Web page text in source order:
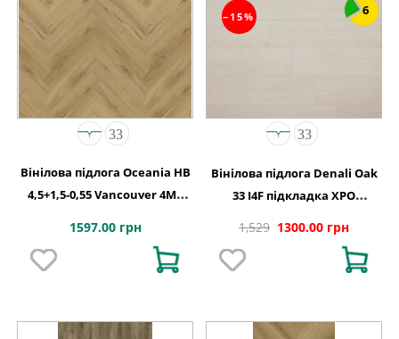
Вінілова підлога Oceania HB
4,5+1,5-0,55 Vancouver 4MV
1597.00 грн
−15% 6
Вінілова підлога Denali Oak
33 I4F підкладка XPO
1,529 1300.00 грн